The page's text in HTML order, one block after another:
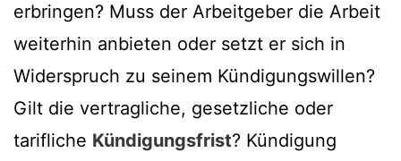
erbringen? Muss der Arbeitgeber die Arbeit
weiterhin anbieten oder setzt er sich in
Widerspruch zu seinem Kündigungswillen?
Gilt die vertragliche, gesetzliche oder
tarifliche Kündigungsfrist? Kündigung